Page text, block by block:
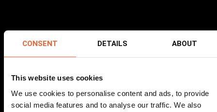
CONSENT DETAILS ABOUT
This website uses cookies
We use cookies to personalise content and ads, to provide
social media features and to analyse our traffic. We also